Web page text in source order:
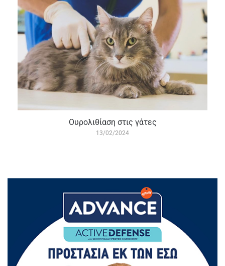
Ουρολιθίαση στις γάτες
13/02/2024